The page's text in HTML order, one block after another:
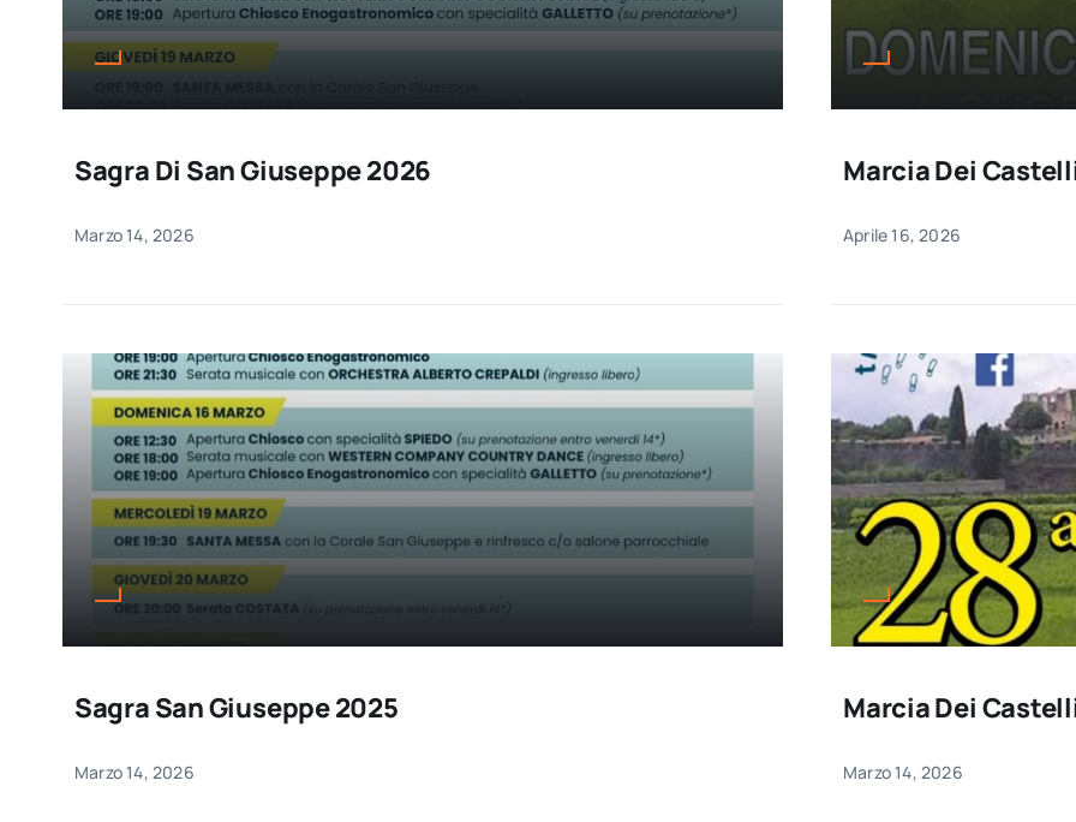
Sagra Di San Giuseppe 2026
Marzo 14, 2026
Marcia Dei
Aprile 16, 2026
Sagra San Giuseppe 2025
Marzo 14, 2026
Marcia Dei
Marzo 14, 2026